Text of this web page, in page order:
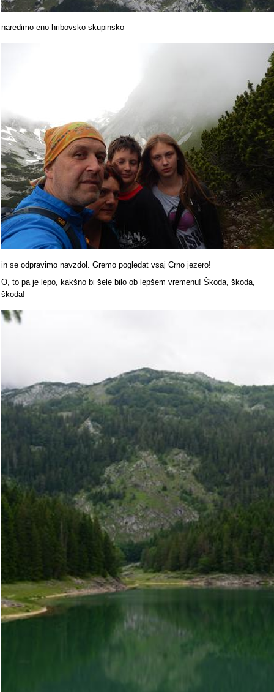
naredimo eno hribovsko skupinsko
in se odpravimo navzdol. Gremo pogledat vsaj Crno jezero!
O, to pa je lepo, kakšno bi šele bilo ob lepšem vremenu! Škoda, škoda,
škoda!